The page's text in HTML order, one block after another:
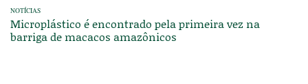
NOTÍCIAS
Microplástico é encontrado pela primeira vez na
barriga de macacos amazônicos